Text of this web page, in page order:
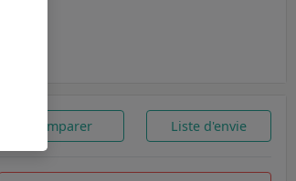
Comparer Liste d'envie